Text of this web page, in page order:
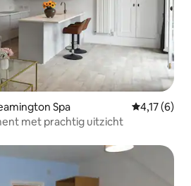
Spa
4,17 (6)
met prachtig uitzicht